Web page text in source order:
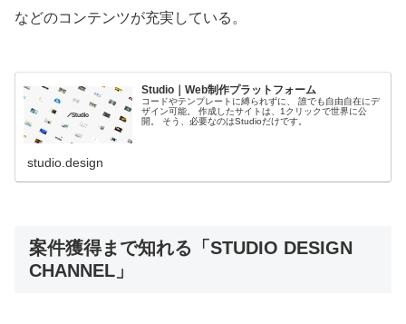
などのコンテンツが充実している。
Studio｜Web制作プラットフォーム
コードやテンプレートに縛られずに、 誰でも自由自在にデ
ザイン可能。 作成したサイトは、1クリックで世界に公
開。 そう、必要なのはStudioだけです。
studio.design
案件獲得まで知れる「STUDIO DESIGN
CHANNEL」